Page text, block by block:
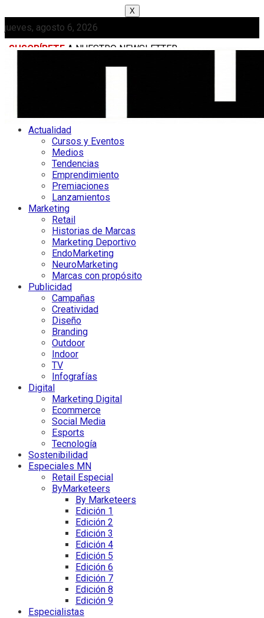
X
jueves, agosto 6, 2026
SUSCRÍBETE A NUESTRO NEWSLETTER
Actualidad
Cursos y Eventos
Medios
Tendencias
Emprendimiento
Premiaciones
Lanzamientos
Marketing
Retail
Historias de Marcas
Marketing Deportivo
EndoMarketing
NeuroMarketing
Marcas con propósito
Publicidad
Campañas
Creatividad
Diseño
Branding
Outdoor
Indoor
TV
Infografías
Digital
Marketing Digital
Ecommerce
Social Media
Esports
Tecnología
Sostenibilidad
Especiales MN
Retail Especial
ByMarketeers
By Marketeers
Edición 1
Edición 2
Edición 3
Edición 4
Edición 5
Edición 6
Edición 7
Edición 8
Edición 9
Especialistas